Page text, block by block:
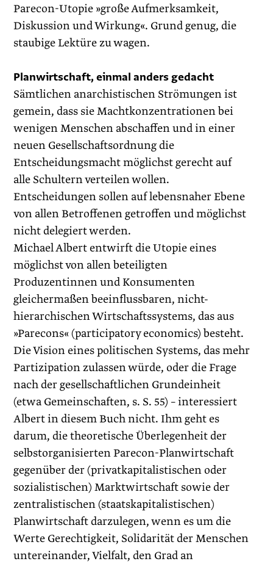
Parecon-Utopie »große Aufmerksamkeit,
Diskussion und Wirkung«. Grund genug, die
staubige Lektüre zu wagen.
Planwirtschaft, einmal anders gedacht
Sämtlichen anarchistischen Strömungen ist
gemein, dass sie Machtkonzentrationen bei
wenigen Menschen abschaffen und in einer
neuen Gesellschaftsordnung die
Entscheidungsmacht möglichst gerecht auf
alle Schultern verteilen wollen.
Entscheidungen sollen auf lebensnaher Ebene
von allen Betroffenen getroffen und möglichst
nicht delegiert werden.
Michael Albert entwirft die Utopie eines
möglichst von allen beteiligten
Produzentinnen und Konsumenten
gleichermaßen beeinflussbaren, nicht-
hierarchischen Wirtschaftssystems, das aus
»Parecons« (participatory economics) besteht.
Die Vision eines politischen Systems, das mehr
Partizipation zulassen würde, oder die Frage
nach der gesellschaftlichen Grundeinheit
(etwa Gemeinschaften, s. S. 55) – interessiert
Albert in diesem Buch nicht. Ihm geht es
darum, die theoretische Überlegenheit der
selbstorganisierten Parecon-Planwirtschaft
gegenüber der (privatkapitalistischen oder
sozialistischen) Marktwirtschaft sowie der
zentralistischen (staatskapitalistischen)
Planwirtschaft darzulegen, wenn es um die
Werte Gerechtigkeit, Solidarität der Menschen
untereinander, Vielfalt, den Grad an